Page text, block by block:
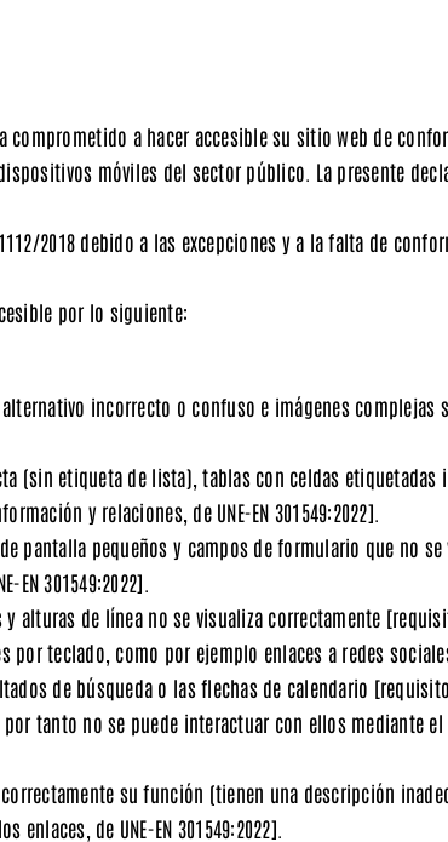
comprometido a hacer accesible su sitio web de
móviles del sector público. La presente
2018 debido a las excepciones y a la falta de
por lo siguiente:
incorrecto o confuso e imágenes complejas
(sin etiqueta de lista), tablas con celdas
y relaciones, de UNE-EN 301549:2022].
pantalla pequeños y campos de formulario que no
EN 301549:2022]
alturas de línea no se visualiza correctamente
por teclado, como por ejemplo enlaces a redes
de búsqueda o las flechas de calendario [requisito
tanto no se puede interactuar con ellos mediante
su función (tienen una descripción
de UNE-EN 301549:2022].